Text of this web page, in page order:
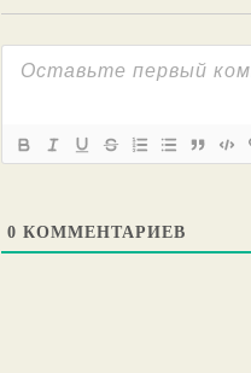
0 КОММЕНТАРИЕВ